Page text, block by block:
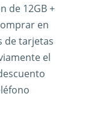
de 12GB +
en
de tarjetas
el